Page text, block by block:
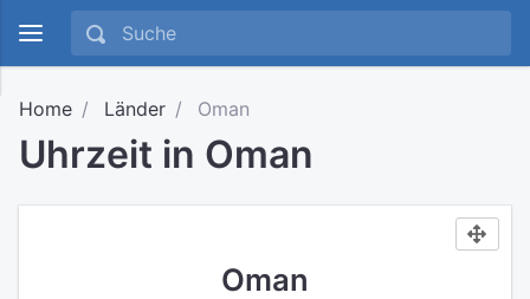
Home Länder Oman
Uhrzeit in Oman
Oman